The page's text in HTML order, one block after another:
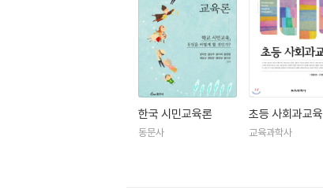
한국 시민교육론
동문사
초등 사회과교육
교육과학사